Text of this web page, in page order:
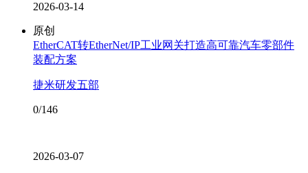
2026-03-14
原创
EtherCAT转EtherNet/IP工业网关打造高可靠汽车零部件
装配方案
捷米研发五部
0/146
2026-03-07